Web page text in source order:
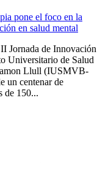
pone el foco en la
en salud mental
Jornada de Innovación
Universitario de Salud
Llull (IUSMVB-
un centenar de
de 150...